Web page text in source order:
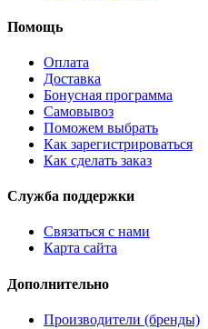
Помощь
Оплата
Доставка
Бонусная программа
Самовывоз
Поможем выбрать
Как зарегистрироваться
Как сделать заказ
Служба поддержки
Связаться с нами
Карта сайта
Дополнительно
Производители (бренды)